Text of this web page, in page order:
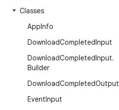
Classes
AppInfo
DownloadCompletedInput
DownloadCompletedInput.
Builder
DownloadCompletedOutput
EventInput